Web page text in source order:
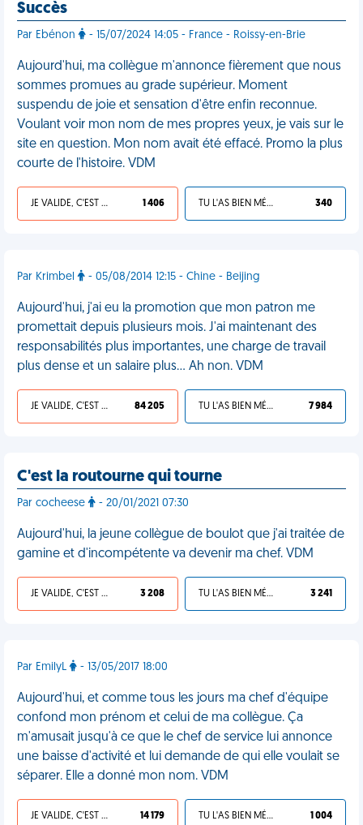
Succès
Par Ebénon - 15/07/2024 14:05 - France - Roissy-en-Brie
Aujourd'hui, ma collègue m'annonce fièrement que nous
sommes promues au grade supérieur. Moment
suspendu de joie et sensation d'être enfin reconnue.
Voulant voir mon nom de mes propres yeux, je vais sur le
site en question. Mon nom avait été effacé. Promo la plus
courte de l'histoire. VDM
JE VALIDE, C'EST UNE VDM 1 406 TU L'AS BIEN MÉRITÉ 340
Par Krimbel - 05/08/2014 12:15 - Chine - Beijing
Aujourd'hui, j'ai eu la promotion que mon patron me
promettait depuis plusieurs mois. J'ai maintenant des
responsabilités plus importantes, une charge de travail
plus dense et un salaire plus... Ah non. VDM
JE VALIDE, C'EST UNE VDM 84 205 TU L'AS BIEN MÉRITÉ 7 984
C'est la routourne qui tourne
Par cocheese - 20/01/2021 07:30
Aujourd'hui, la jeune collègue de boulot que j'ai traitée de
gamine et d'incompétente va devenir ma chef. VDM
JE VALIDE, C'EST UNE VDM 3 208 TU L'AS BIEN MÉRITÉ 3 241
Par EmilyL - 13/05/2017 18:00
Aujourd'hui, et comme tous les jours ma chef d'équipe
confond mon prénom et celui de ma collègue. Ça
m'amusait jusqu'à ce que le chef de service lui annonce
une baisse d'activité et lui demande de qui elle voulait se
séparer. Elle a donné mon nom. VDM
JE VALIDE, C'EST UNE VDM 14 179 TU L'AS BIEN MÉRITÉ 1 004